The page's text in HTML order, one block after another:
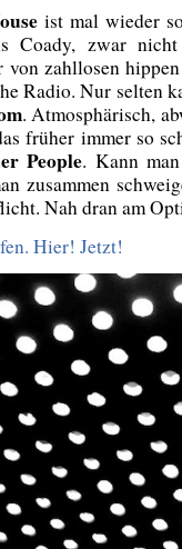
ist mal wieder
Coady, zwar
von zahllosen
Radio. Nur selten
. Atmosphärisch,
früher immer so
People. Kann
zusammen
Nah dran am
Hier! Jetzt!